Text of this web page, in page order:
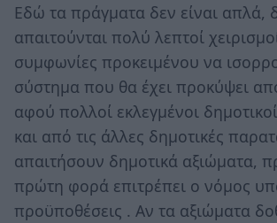
Εδώ τα πράγματα δεν είναι απλά,
απαιτούνται πολύ λεπτοί
συμφωνίες προκειμένου να
σύστημα που θα έχει προκύψει
αφού πολλοί εκλεγμένοι
και από τις άλλες δημοτικές
απαιτήσουν δημοτικά αξιώματα,
πρώτη φορά επιτρέπει ο νόμος
προϋποθέσεις . Αν τα αξιώματα